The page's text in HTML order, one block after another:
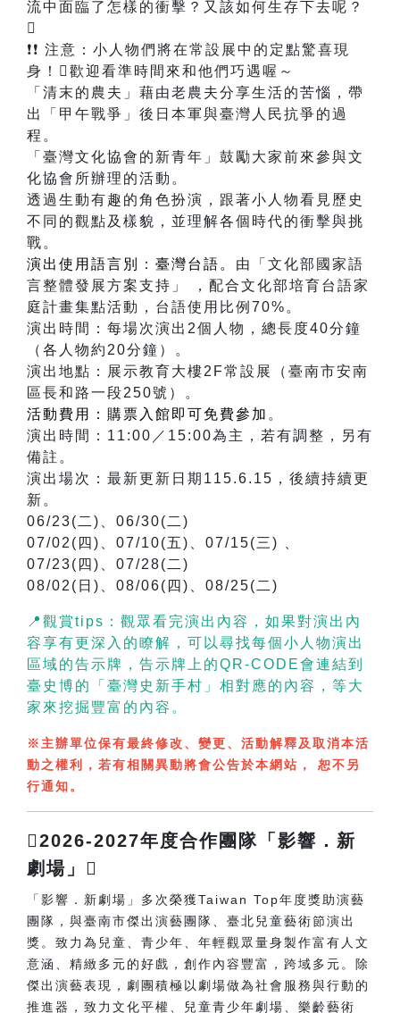
流中面臨了怎樣的衝擊？又該如何生存下去呢？

❗❗ 注意：小人物們將在常設展中的定點驚喜現
身！歡迎看準時間來和他們巧遇喔～
「清末的農夫」藉由老農夫分享生活的苦惱，帶
出「甲午戰爭」後日本軍與臺灣人民抗爭的過
程。
「臺灣文化協會的新青年」鼓勵大家前來參與文
化協會所辦理的活動。
透過生動有趣的角色扮演，跟著小人物看見歷史
不同的觀點及樣貌，並理解各個時代的衝擊與挑
戰。
演出使用語言別
： 臺灣台語。 由「文化部國家語
言整體發展方案支持」 ，配合文化部培育台語家
庭計畫集點活動，台語使用比例70%。
演出時間：每場次演出2個人物，總長度40分鐘
（各人物約20分鐘）。
演出地點：展示教育大樓2F常設展（臺南市安南
區長和路一段250號）。
活動費用：購票入館即可免費參加 。
演出時間：11:00／15:00為主，若有調整，另有
備註。
演出場次：最新更新日期115.6.15，後續持續更
新。
06/23(二)、06/30(二)
07/02(四)、07/10(五)、07/15(三) 、
07/23(四)、07/28(二)
08/02(日)、08/06(四)、08/25(二)
📍觀賞tips：觀眾看完演出內容，如果對演出內
容享有更深入的瞭解，可以尋找每個小人物演出
區域的告示牌，告示牌上的QR-CODE會連結到
臺史博的「臺灣史新手村」相對應的內容，等大
家來挖掘豐富的內容。
※主辦單位保有最終修改、變更、活動解釋及取消本活
動之權利，若有相關異動將會公告於本網站， 恕不另
行通知。
2026-2027年度合作團隊「影響．新
劇場」
「影響．新劇場」多次榮獲Taiwan Top年度獎助演藝
團隊，與臺南市傑出演藝團隊、臺北兒童藝術節演出
獎。致力為兒童、青少年、年輕觀眾量身製作富有人文
意涵、精緻多元的好戲，創作內容豐富，跨域多元。除
傑出演藝表現，劇團積極以劇場做為社會服務與行動的
推進器，致力文化平權、兒童青少年劇場、樂齡藝術